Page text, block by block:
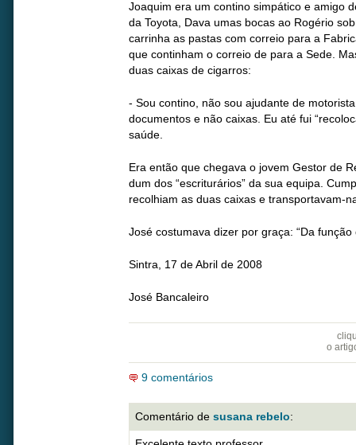
Joaquim era um contino simpático e amigo
da Toyota, Dava umas bocas ao Rogério
carrinha as pastas com correio para a
que continham o correio de para a Sede.
duas caixas de cigarros:
- Sou contino, não sou ajudante de
documentos e não caixas. Eu até fui
saúde.
Era então que chegava o jovem Gestor de
dum dos “escriturários” da sua equipa.
recolhiam as duas caixas e transportavam-
José costumava dizer por graça: “Da
Sintra, 17 de Abril de 2008
José Bancaleiro
o
9 comentários
Comentário de susana rebelo: